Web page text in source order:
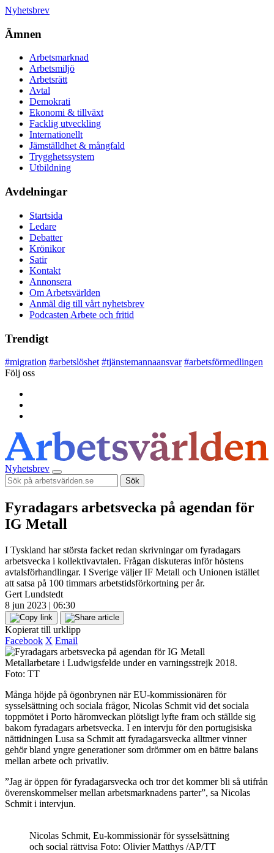
Nyhetsbrev
Ämnen
Arbetsmarknad
Arbetsmiljö
Arbetsrätt
Avtal
Demokrati
Ekonomi & tillväxt
Facklig utveckling
Internationellt
Jämställdhet & mångfald
Trygghetssystem
Utbildning
Avdelningar
Startsida
Ledare
Debatter
Krönikor
Satir
Kontakt
Annonsera
Om Arbetsvärlden
Anmäl dig till vårt nyhetsbrev
Podcasten Arbete och fritid
Trendigt
#migration #arbetslöshet #tjänstemannaansvar #arbetsförmedlingen
Följ oss
Nyhetsbrev
Sök
Fyradagars arbetsvecka på agendan för
IG Metall
I Tyskland har största facket redan skrivningar om fyradagars
arbetsvecka i kollektivavtalen. Frågan diskuteras inför höstens
avtalsförhandlingar. I Sverige väljer IF Metall och Unionen istället
att satsa på 100 timmars arbetstidsförkortning per år.
Gert Lundstedt
8 jun 2023 | 06:30
Kopierat till urklipp
Facebook X Email
Metallarbetare i Ludwigsfelde under en varningsstrejk 2018.
Foto: TT
Många höjde på ögonbrynen när EU-kommissionären för
sysselsättning och sociala frågor, Nicolas Schmit vid det sociala
toppmötet i Porto häromveckan plötsligt lyfte fram och ställde sig
bakom fyradagars arbetsvecka. I en intervju för den portugisiska
nättidningen Lusa sa Schmit att fyradagarsvecka alltmer vinner
gehör bland yngre generationer som drömmer om en bättre balans
mellan arbete och privatliv.
”Jag är öppen för fyradagarsvecka och tror det kommer bli så utifrån
överenskommelser mellan arbetsmarknadens parter”, sa Nicolas
Schmit i intervjun.
Nicolas Schmit, Eu-kommissionär för sysselsättning
och social rättvisa Foto: Olivier Matthys /AP/TT